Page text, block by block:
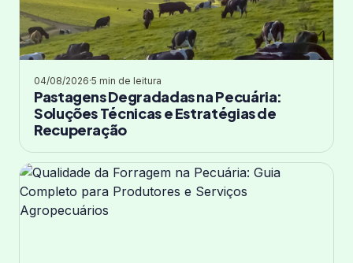
04/08/2026·5 min de leitura
Pastagens Degradadas na Pecuária:
Soluções Técnicas e Estratégias de
Recuperação